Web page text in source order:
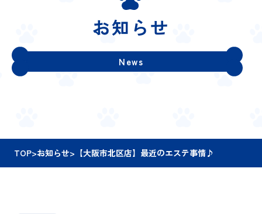
お知らせ
News
TOP>お知らせ> 【大阪市北区店】最近のエステ事情♪